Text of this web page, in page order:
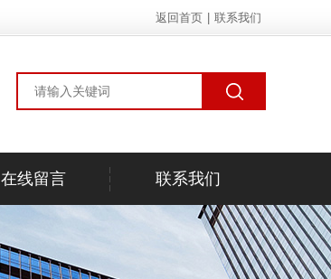
返回首页 联系我们
在线留言 联系我们